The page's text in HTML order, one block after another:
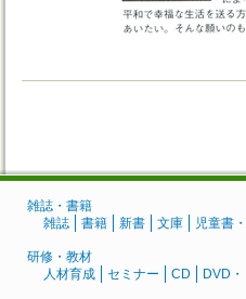
雑誌・書籍
雑誌
書籍 新書 文庫 児童書
研修・教材
人材育成
セミナー CD DVD